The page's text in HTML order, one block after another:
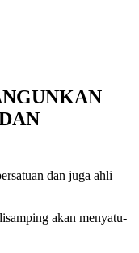
dan juga ahli
akan menyatu-